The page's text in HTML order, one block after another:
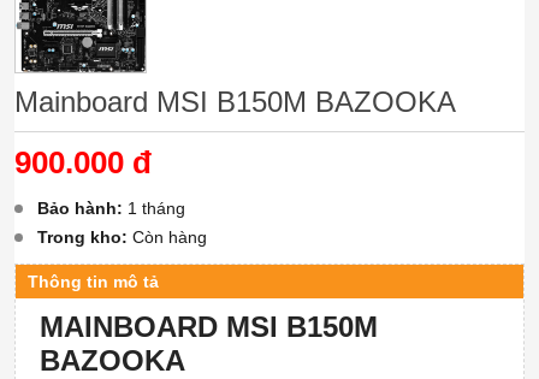
Mainboard MSI B150M BAZOOKA
900.000 đ
Bảo hành: 1 tháng
Trong kho: Còn hàng
Thông tin mô tả
MAINBOARD MSI B150M
BAZOOKA